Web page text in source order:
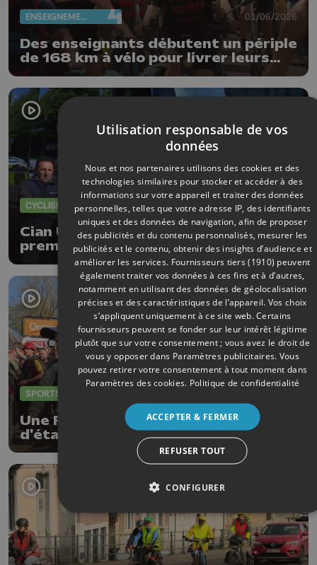
ENSEIGNEMENT 01/06/2026
Des enseignants débutent un périple
de 168 km à vélo pour livrer leurs
revendications
CYCLISME 26/04/2026
Cian Uijtdebroeks 23e pour sa
première Doyenne : "Je reviendrai"
SPORTS
Une Flèche Wallonne 2026 aux airs
d'étape du Tour de France
Utilisation responsable de vos
données
Nous et nos partenaires utilisons des cookies et des
technologies similaires pour stocker et accéder à des
informations sur votre appareil et traiter des données
personnelles, telles que votre adresse IP, des identifiants
uniques et des données de navigation, afin de proposer
des publicités et du contenu personnalisés, mesurer les
publicités et le contenu, obtenir des insights d’audience et
améliorer les services. Fournisseurs tiers (1910) peuvent
également traiter vos données à ces fins et à d’autres,
notamment en utilisant des données de géolocalisation
précises et des caractéristiques de l’appareil. Vos choix
s’appliquent uniquement à ce site web. Certains
fournisseurs peuvent se fonder sur leur intérêt légitime
plutôt que sur votre consentement ; vous avez le droit de
vous y opposer dans Paramètres publicitaires. Vous
pouvez retirer votre consentement à tout moment dans
Paramètres des cookies. Politique de confidentialité
ACCEPTER & FERMER
REFUSER TOUT
CONFIGURER